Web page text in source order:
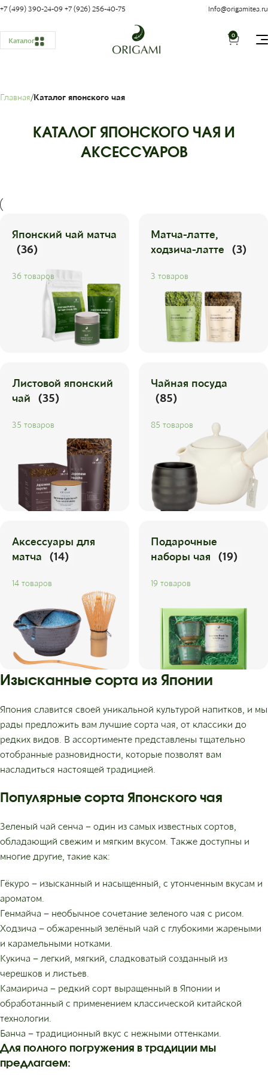
+7 (499) 390-24-09 +7 (926) 256-40-75 Info@origamitea.ru
Каталог
0
Главная Каталог японского чая
КАТАЛОГ ЯПОНСКОГО ЧАЯ И
АКСЕССУАРОВ
Японский чай матча
(36)
36 товаров
Матча-латте,
ходзича-латте
(3)
3 товаров
Листовой японский
чай
(35)
35 товаров
Чайная посуда
(85)
85 товаров
Аксессуары для
матча
(14)
14 товаров
Подарочные
наборы чая
(19)
19 товаров
Изысканные сорта из Японии
Япония славится своей уникальной культурой напитков, и мы
рады предложить вам лучшие сорта чая, от классики до
редких видов. В ассортименте представлены тщательно
отобранные разновидности, которые позволят вам
насладиться настоящей традицией.
Популярные сорта Японского чая
Зеленый чай сенча – один из самых известных сортов,
обладающий свежим и мягким вкусом. Также доступны и
многие другие, такие как:
Гёкуро – изысканный и насыщенный, с утонченным вкусам и
ароматом.
Генмайча – необычное сочетание зеленого чая с рисом.
Ходзича – обжаренный зелёный чай с глубокими жареными
и карамельными нотками.
Кукича – легкий, мягкий, сладковатый созданный из
черешков и листьев.
Камаирича – редкий сорт выращенный в Японии и
обработанный с применением классической китайской
технологии.
Банча – традиционный вкус с нежными оттенками.
Для полного погружения в традиции мы
предлагаем: